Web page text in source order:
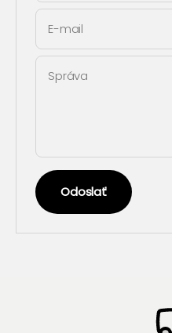
E-mail
Správa
Odoslať